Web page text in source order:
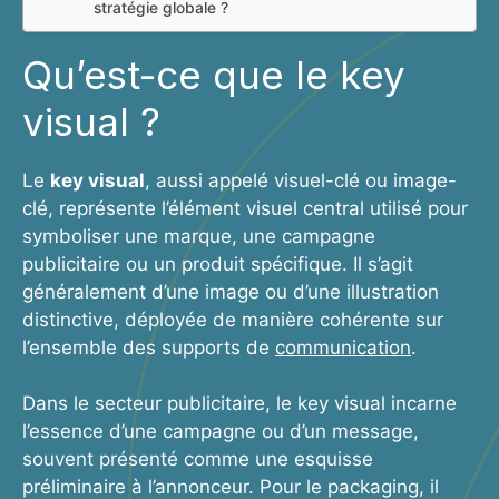
stratégie globale ?
Qu’est-ce que le key
visual ?
Le key visual, aussi appelé visuel-clé ou image-
clé, représente l’élément visuel central utilisé pour
symboliser une marque, une campagne
publicitaire ou un produit spécifique. Il s’agit
généralement d’une image ou d’une illustration
distinctive, déployée de manière cohérente sur
l’ensemble des supports de communication.
Dans le secteur publicitaire, le key visual incarne
l’essence d’une campagne ou d’un message,
souvent présenté comme une esquisse
préliminaire à l’annonceur. Pour le packaging, il